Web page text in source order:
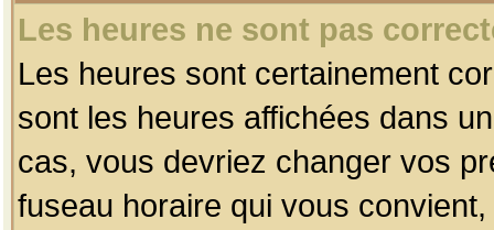
Les heures ne sont pas
Les heures sont certainement
sont les heures affichées dans
cas, vous devriez changer vos
fuseau horaire qui vous